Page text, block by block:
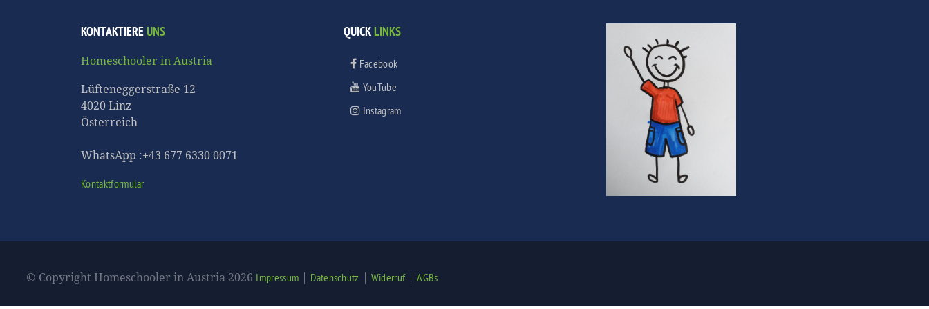
KONTAKTIEREUNS
Homeschooler in Austria
Lüfteneggerstraße 12
4020 Linz
Österreich
WhatsApp :+43 677 6330 0071
Kontaktformular
QUICKLINKS
Facebook
YouTube
Instagram
© Copyright Homeschooler in Austria 2026 Impressum | Datenschutz | Widerruf|AGBs